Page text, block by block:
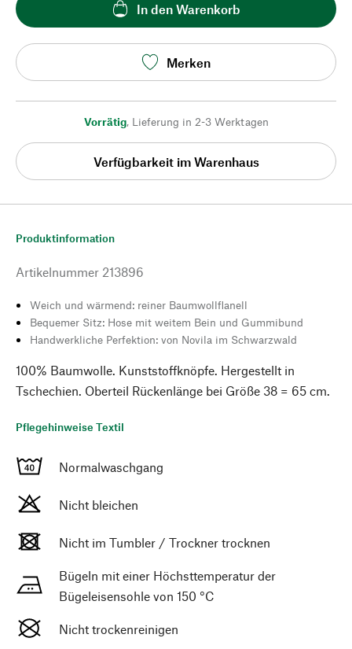
In den Warenkorb
Merken
Vorrätig, Lieferung in 2-3 Werktagen
Verfügbarkeit im Warenhaus
Produktinformation
Artikelnummer 213896
Weich und wärmend: reiner Baumwollflanell
Bequemer Sitz: Hose mit weitem Bein und Gummibund
Handwerkliche Perfektion: von Novila im Schwarzwald
100% Baumwolle. Kunststoffknöpfe. Hergestellt in
Tschechien. Oberteil Rückenlänge bei Größe 38 = 65 cm.
Pflegehinweise Textil
Normalwaschgang
Nicht bleichen
Nicht im Tumbler / Trockner trocknen
Bügeln mit einer Höchsttemperatur der
Bügeleisensohle von 150 °C
Nicht trockenreinigen